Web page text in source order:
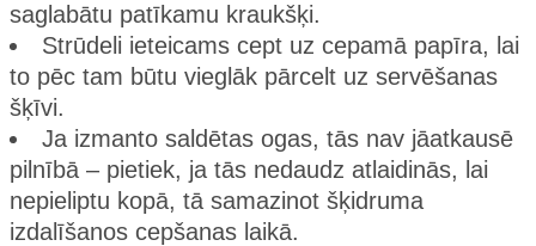
saglabātu patīkamu kraukšķi.
Strūdeli ieteicams cept uz cepamā papīra, lai
to pēc tam būtu vieglāk pārcelt uz servēšanas
šķīvi.
Ja izmanto saldētas ogas, tās nav jāatkausē
pilnībā – pietiek, ja tās nedaudz atlaidinās, lai
nepieliptu kopā, tā samazinot šķidruma
izdalīšanos cepšanas laikā.